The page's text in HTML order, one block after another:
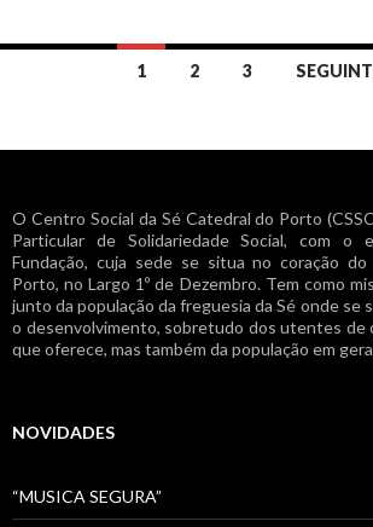
Navegação
artigos
1 2 3
O Centro Social da Sé Catedral do Porto
Particular de Solidariedade Social, com o
Fundação, cuja sede se situa no coração
Porto, no Largo 1º de Dezembro. Tem como
junto da população da freguesia da Sé onde se
o desenvolvimento, sobretudo dos utentes de
que oferece, mas também da população em
NOVIDADES
“MUSICA SEGURA”